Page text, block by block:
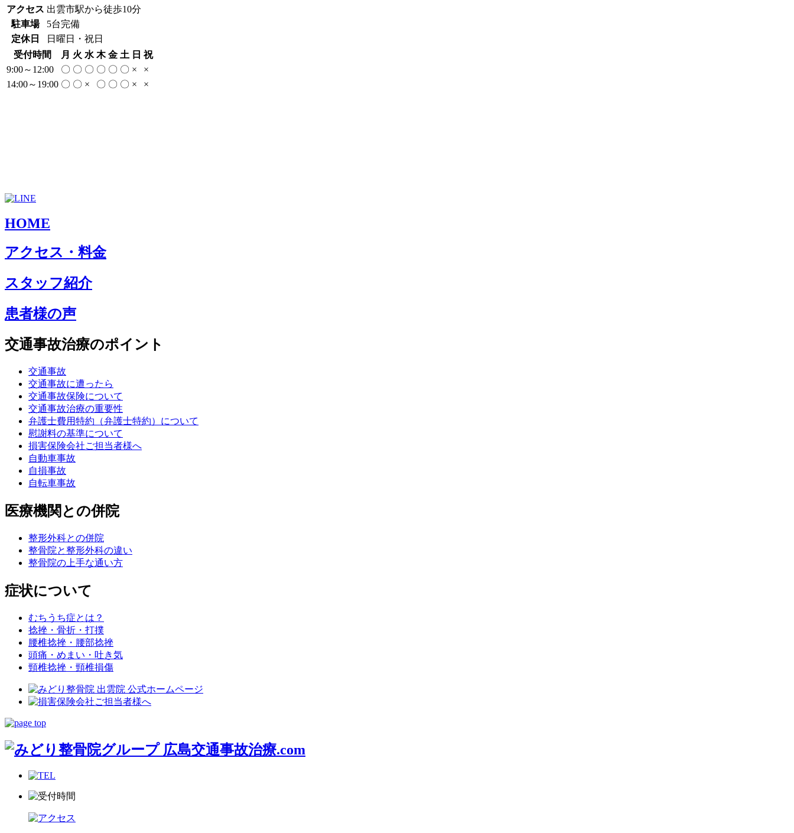
アクセス 出雲市駅から徒歩10分
駐車場
5台完備
定休日
日曜日・祝日
受付時間
月 火 水 木 金 土 日 祝
9:00～12:00
〇 〇 〇 〇 〇 〇 ×
×
14:00～19:00 〇 〇 × 〇 〇 〇 × ×
HOME
アクセス・料金
スタッフ紹介
患者様の声
交通事故治療のポイント
交通事故
交通事故に遭ったら
交通事故保険について
交通事故治療の重要性
弁護士費用特約（弁護士特約）について
慰謝料の基準について
損害保険会社ご担当者様へ
自動車事故
自損事故
自転車事故
医療機関との併院
整形外科との併院
整骨院と整形外科の違い
整骨院の上手な通い方
症状について
むちうち症とは？
捻挫・骨折・打撲
腰椎捻挫・腰部捻挫
頭痛・めまい・吐き気
頸椎捻挫・頸椎損傷